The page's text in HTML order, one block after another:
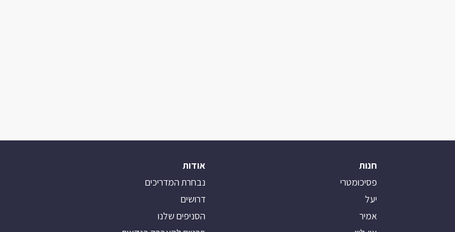
חנות
פסיכומטרי
יעל
אמיר
אודות
נבחרת המדריכים
דרושים
הסניפים שלנו